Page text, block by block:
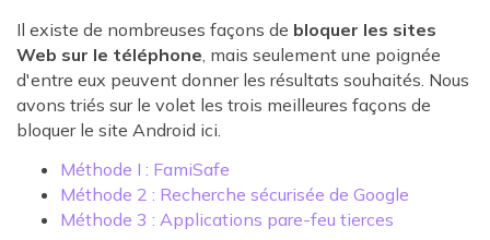
Il existe de nombreuses façons de bloquer les sites
Web sur le téléphone, mais seulement une poignée
d'entre eux peuvent donner les résultats souhaités. Nous
avons triés sur le volet les trois meilleures façons de
bloquer le site Android ici.
Méthode I : FamiSafe
Méthode 2 : Recherche sécurisée de Google
Méthode 3 : Applications pare-feu tierces